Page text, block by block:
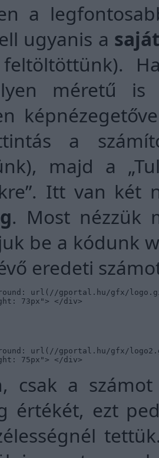
a
ugyanis a
méretű is
a
majd a
Itt van
. Most nézzük
be a kódunk
eredeti
url(//gportal.hu/gfx/
73px"> </div>
url(//gportal.hu/gfx/
75px"> </div>
csak a
értékét, ezt